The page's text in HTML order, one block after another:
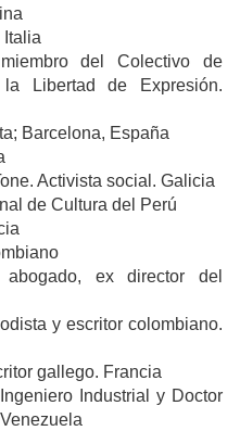
del Colectivo de
Libertad de Expresión.
Barcelona, España
Activista social. Galicia
de Cultura del Perú
abogado, ex director del
y escritor colombiano.
gallego. Francia
Industrial y Doctor